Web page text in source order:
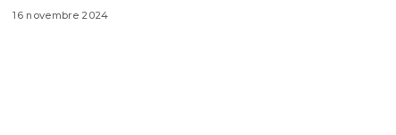
16 novembre 2024